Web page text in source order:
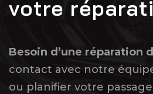
votre
Besoin d’une réparation
contact avec notre
ou planifier votre passage